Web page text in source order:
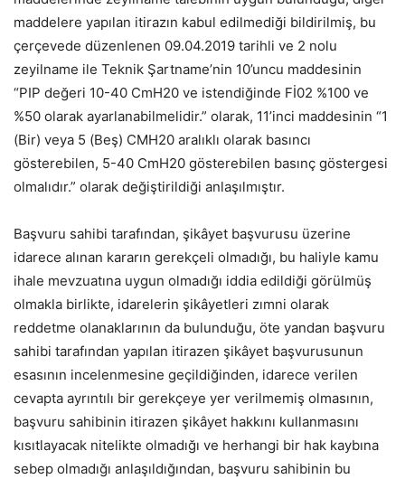
maddelere yapılan itirazın kabul edilmediği bildirilmiş, bu
çerçevede düzenlenen 09.04.2019 tarihli ve 2 nolu
zeyilname ile Teknik Şartname’nin 10’uncu maddesinin
“PIP değeri 10-40 CmH20 ve istendiğinde Fİ02 %100 ve
%50 olarak ayarlanabilmelidir.” olarak, 11’inci maddesinin “1
(Bir) veya 5 (Beş) CMH20 aralıklı olarak basıncı
gösterebilen, 5-40 CmH20 gösterebilen basınç göstergesi
olmalıdır.” olarak değiştirildiği anlaşılmıştır.
Başvuru sahibi tarafından, şikâyet başvurusu üzerine
idarece alınan kararın gerekçeli olmadığı, bu haliyle kamu
ihale mevzuatına uygun olmadığı iddia edildiği görülmüş
olmakla birlikte, idarelerin şikâyetleri zımni olarak
reddetme olanaklarının da bulunduğu, öte yandan başvuru
sahibi tarafından yapılan itirazen şikâyet başvurusunun
esasının incelenmesine geçildiğinden, idarece verilen
cevapta ayrıntılı bir gerekçeye yer verilmemiş olmasının,
başvuru sahibinin itirazen şikâyet hakkını kullanmasını
kısıtlayacak nitelikte olmadığı ve herhangi bir hak kaybına
sebep olmadığı anlaşıldığından, başvuru sahibinin bu